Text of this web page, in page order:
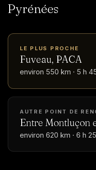
Pyrénées
LE PLUS PROCHE
Fuveau, PACA
environ 550 km · 5 h
AUTRE POINT DE
Entre Montluçon
environ 620 km · 6 h 25